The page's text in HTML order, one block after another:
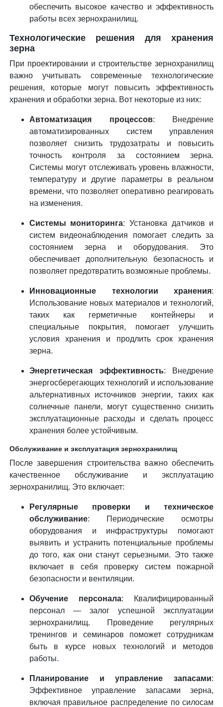
обеспечить высокое качество и эффективность
работы всех зернохранилищ.
Технологические решения для хранения
зерна
При проектировании и строительстве зернохранилищ
важно учитывать современные технологические
решения, которые могут повысить эффективность
хранения и обработки зерна. Вот некоторые из них:
Автоматизация процессов: Внедрение
автоматизированных систем управления
позволяет снизить трудозатраты и повысить
точность контроля за состоянием зерна.
Системы могут отслеживать уровень влажности,
температуру и другие параметры в реальном
времени, что позволяет оперативно реагировать
на изменения.
Системы мониторинга: Установка датчиков и
систем видеонаблюдения помогает следить за
состоянием зерна и оборудования. Это
обеспечивает дополнительную безопасность и
позволяет предотвратить возможные проблемы.
Инновационные технологии хранения:
Использование новых материалов и технологий,
таких как герметичные контейнеры и
специальные покрытия, помогает улучшить
условия хранения и продлить срок хранения
зерна.
Энергетическая эффективность: Внедрение
энергосберегающих технологий и использование
альтернативных источников энергии, таких как
солнечные панели, могут существенно снизить
эксплуатационные расходы и сделать процесс
хранения более устойчивым.
Обслуживание и эксплуатация зернохранилищ
После завершения строительства важно обеспечить
качественное обслуживание и эксплуатацию
зернохранилищ. Это включает:
Регулярные проверки и техническое
обслуживание: Периодические осмотры
оборудования и инфраструктуры помогают
выявить и устранить потенциальные проблемы
до того, как они станут серьезными. Это также
включает в себя проверку систем пожарной
безопасности и вентиляции.
Обучение персонала: Квалифицированный
персонал — залог успешной эксплуатации
зернохранилищ. Проведение регулярных
тренингов и семинаров поможет сотрудникам
быть в курсе новых технологий и методов
работы.
Планирование и управление запасами:
Эффективное управление запасами зерна,
включая правильное распределение по силосам